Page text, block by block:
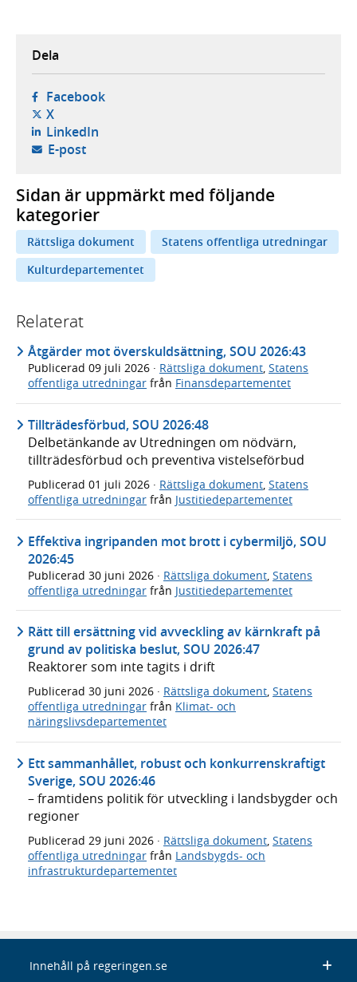
Dela
Facebook- öppnas i ny flik, extern webbplats,
X- öppnas i ny flik, extern webbplats,
LinkedIn- öppnas i ny flik, extern webbplats,
E-post- öppnar din e-postklient,
Sidan är uppmärkt med följande
kategorier
Rättsliga dokument
Statens offentliga utredningar
Kulturdepartementet
Relaterat
Åtgärder mot överskuldsättning, SOU 2026:43
Publicerad 09 juli 2026 · Rättsliga dokument, Statens
offentliga utredningar från Finansdepartementet
Tillträdesförbud, SOU 2026:48
Delbetänkande av Utredningen om nödvärn,
tillträdesförbud och preventiva vistelseförbud
Publicerad 01 juli 2026 · Rättsliga dokument, Statens
offentliga utredningar från Justitiedepartementet
Effektiva ingripanden mot brott i cybermiljö, SOU
2026:45
Publicerad 30 juni 2026 · Rättsliga dokument Statens
offentliga utredningar från Justitiedepartementet
Rätt till ersättning vid avveckling av kärnkraft på
grund av politiska beslut, SOU 2026:47
Reaktorer som inte tagits i drift
Publicerad 30 juni 2026 · Rättsliga dokument, Statens
offentliga utredningar från Klimat- och
näringslivsdepartementet
Ett sammanhållet, robust och konkurrenskraftigt
Sverige, SOU 2026:46
– framtidens politik för utveckling i landsbygder och
regioner
Publicerad 29 juni 2026 · Rättsliga dokument, Statens
offentliga utredningar från Landsbygds- och
infrastrukturdepartementet
Innehåll på regeringen.se